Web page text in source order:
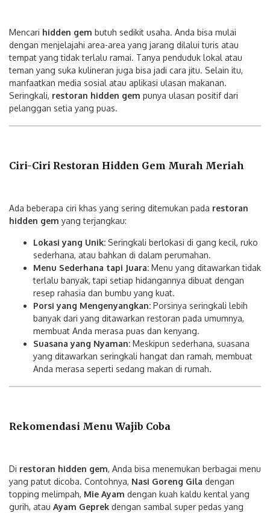
Mencari hidden gem butuh sedikit usaha. Anda bisa mulai
dengan menjelajahi area-area yang jarang dilalui turis atau
tempat yang tidak terlalu ramai. Tanya penduduk lokal atau
teman yang suka kulineran juga bisa jadi cara jitu. Selain itu,
manfaatkan media sosial atau aplikasi ulasan makanan.
Seringkali, restoran hidden gem punya ulasan positif dari
pelanggan setia yang puas.
Ciri-Ciri Restoran Hidden Gem Murah Meriah
Ada beberapa ciri khas yang sering ditemukan pada restoran
hidden gem yang terjangkau:
Lokasi yang Unik: Seringkali berlokasi di gang kecil, ruko
sederhana, atau bahkan di dalam perumahan.
Menu Sederhana tapi Juara: Menu yang ditawarkan tidak
terlalu banyak, tapi setiap hidangannya dibuat dengan
resep rahasia dan bumbu yang kuat.
Porsi yang Mengenyangkan: Porsinya seringkali lebih
banyak dari yang ditawarkan restoran pada umumnya,
membuat Anda merasa puas dan kenyang.
Suasana yang Nyaman: Meskipun sederhana, suasana
yang ditawarkan seringkali hangat dan ramah, membuat
Anda merasa seperti sedang makan di rumah.
Rekomendasi Menu Wajib Coba
Di restoran hidden gem, Anda bisa menemukan berbagai menu
yang patut dicoba. Contohnya, Nasi Goreng Gila dengan
topping melimpah, Mie Ayam dengan kuah kaldu kental yang
gurih, atau Ayam Geprek dengan sambal super pedas yang